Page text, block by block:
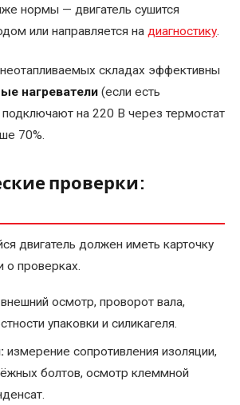
нормы — двигатель сушится
или направляется на диагностику.
складах эффективны
нагреватели (если есть
на 220 В через термостат
70%.
проверки:
двигатель должен иметь карточку
о проверках.
внешний осмотр, проворот вала,
упаковки и силикагеля.
измерение сопротивления изоляции,
болтов, осмотр клеммной